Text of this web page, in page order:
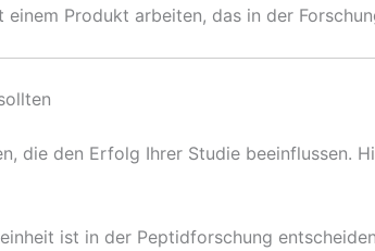
Produkt arbeiten, das in der
die den Erfolg Ihrer Studie beeinflussen.
ist in der Peptidforschung